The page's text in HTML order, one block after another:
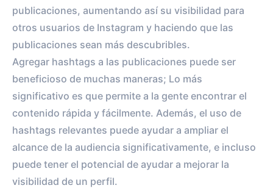
publicaciones, aumentando así su visibilidad para
otros usuarios de Instagram y haciendo que las
publicaciones sean más descubribles.
Agregar hashtags a las publicaciones puede ser
beneficioso de muchas maneras; Lo más
significativo es que permite a la gente encontrar el
contenido rápida y fácilmente. Además, el uso de
hashtags relevantes puede ayudar a ampliar el
alcance de la audiencia significativamente, e incluso
puede tener el potencial de ayudar a mejorar la
visibilidad de un perfil.